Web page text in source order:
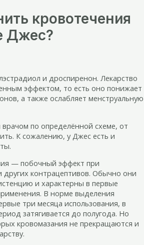
кровотечения
Джес?
и дроспиренон. Лекарство
эффектом, то есть оно понижает
а также ослабляет менструальную
врачом по определённой схеме, от
К сожалению, у Джес есть и
— побочный эффект при
других контрацептивов. Обычно они
и характерны в первые
В норме выделения
три месяца использования, в
затягивается до полугода. Но
кровомазания не прекращаются и